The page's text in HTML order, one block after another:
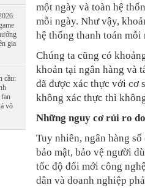
gia
cầu:
vô
một ngày và toàn hệ
mỗi ngày. Như vậy,
hệ thống thanh toán
Chúng ta cũng có
khoản tại ngân hàng và
đã được xác thực với cơ
không xác thực thì
Những nguy cơ rủi ro
Tuy nhiên, ngân hàng
bảo mật, bảo vệ người
tốc độ đổi mới công
dân và doanh nghiệp